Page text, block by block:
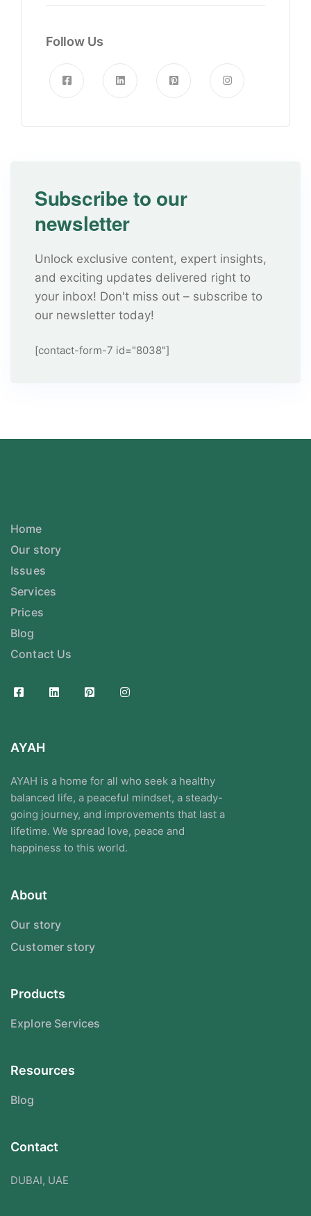
Follow Us
Subscribe to our
newsletter
Unlock exclusive content, expert insights,
and exciting updates delivered right to
your inbox! Don't miss out – subscribe to
our newsletter today!
[contact-form-7 id="8038"]
Home
Our story
Issues
Services
Prices
Blog
Contact Us
AYAH
AYAH is a home for all who seek a healthy
balanced life, a peaceful mindset, a steady-
going journey, and improvements that last a
lifetime. We spread love, peace and
happiness to this world.
About
Our story
Customer story
Products
Explore Services
Resources
Blog
Contact
DUBAI, UAE